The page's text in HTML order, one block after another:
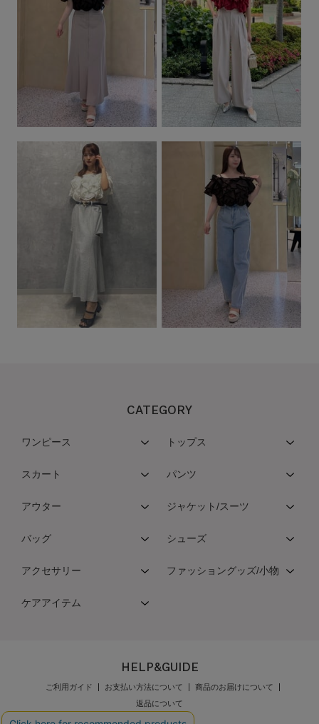
CATEGORY
ワンピース トップス
スカート パンツ
アウター ジャケット/スーツ
バッグ シューズ
アクセサリー ファッショングッズ/小物
ケアアイテム
HELP&GUIDE
ご利用ガイド お支払い方法について
商品のお届けについて
返品について